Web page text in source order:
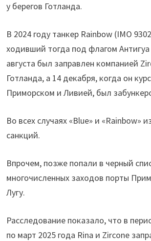
у берегов Готланда.
В 2024 году танкер Rainbow (IMO
ходивший тогда под флагом
августа был заправлен компанией
Готланда, а 14 декабря, когда он
Приморском и Ливией, был
Во всех случаях «Blue» и «Rainbow»
санкций.
Впрочем, позже попали в черный
многочисленных заходов порты
Лугу.
Расследование показало, что в
по март 2025 года Rina и Zircone